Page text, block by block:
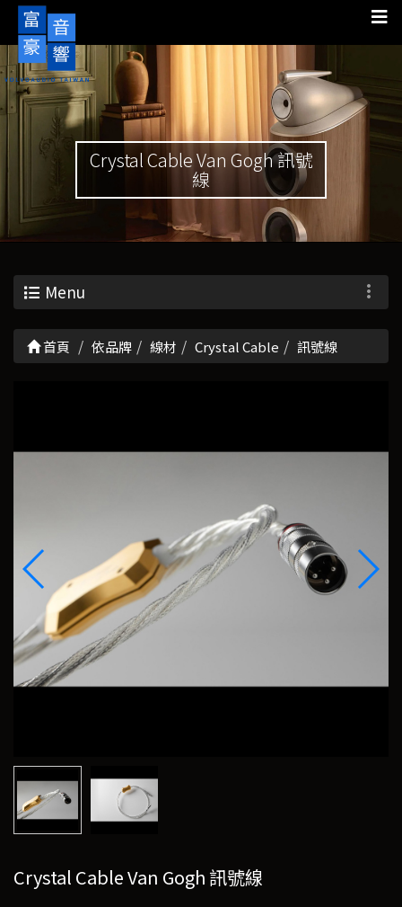
Crystal Cable Van Gogh 訊號
線
Menu
首頁 依品牌 線材 Crystal Cable 訊號線
Crystal Cable Van Gogh 訊號線